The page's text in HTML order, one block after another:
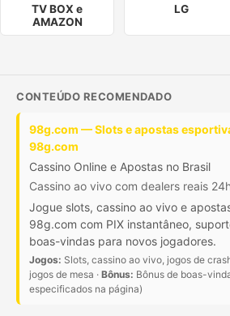
TV BOX e
AMAZON
LG
CONTEÚDO RECOMENDADO
98g.com — Slots e apostas
98g.com
Cassino Online e Apostas no Brasil
Cassino ao vivo com dealers reais
Jogue slots, cassino ao vivo e
98g.com com PIX instantâneo,
boas-vindas para novos jogadores.
Jogos: Slots, cassino ao vivo, jogos de
jogos de mesa · Bônus: Bônus de boas-
especificados na página)